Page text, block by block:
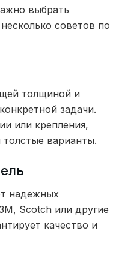
выбрать
советов по
толщиной и
задачи.
или крепления,
варианты.
надежных
Scotch или другие
качество и